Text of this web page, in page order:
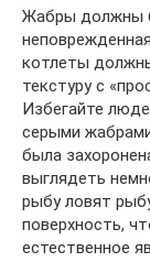
Жабры должны
котлеты
текстуру с
Избегайте
серыми
была
выглядеть
рыбу ловят
поверхность,
естественное